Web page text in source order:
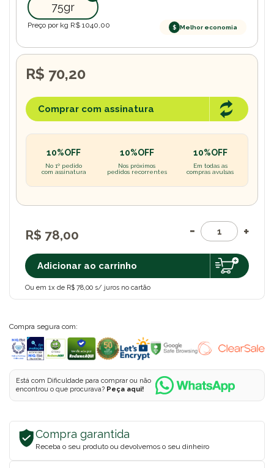
75gr
Preço por kg R$ 1040,00 $ Melhor economia
R$ 78,00
Adicionar ao carrinho
Ou em 1x de R$ 78,00 s/ juros no cartão
R$ 70,20
Comprar com assinatura
10%OFF
No 1º pedido
com assinatura
10%OFF
Nos próximos
pedidos recorrentes
10%OFF
Em todas as
compras avulsas
Compra segura com:
Está com Dificuldade para comprar ou não
encontrou o que procurava? Peça aqui!
Compra garantida
Receba o seu produto ou devolvemos o seu dinheiro